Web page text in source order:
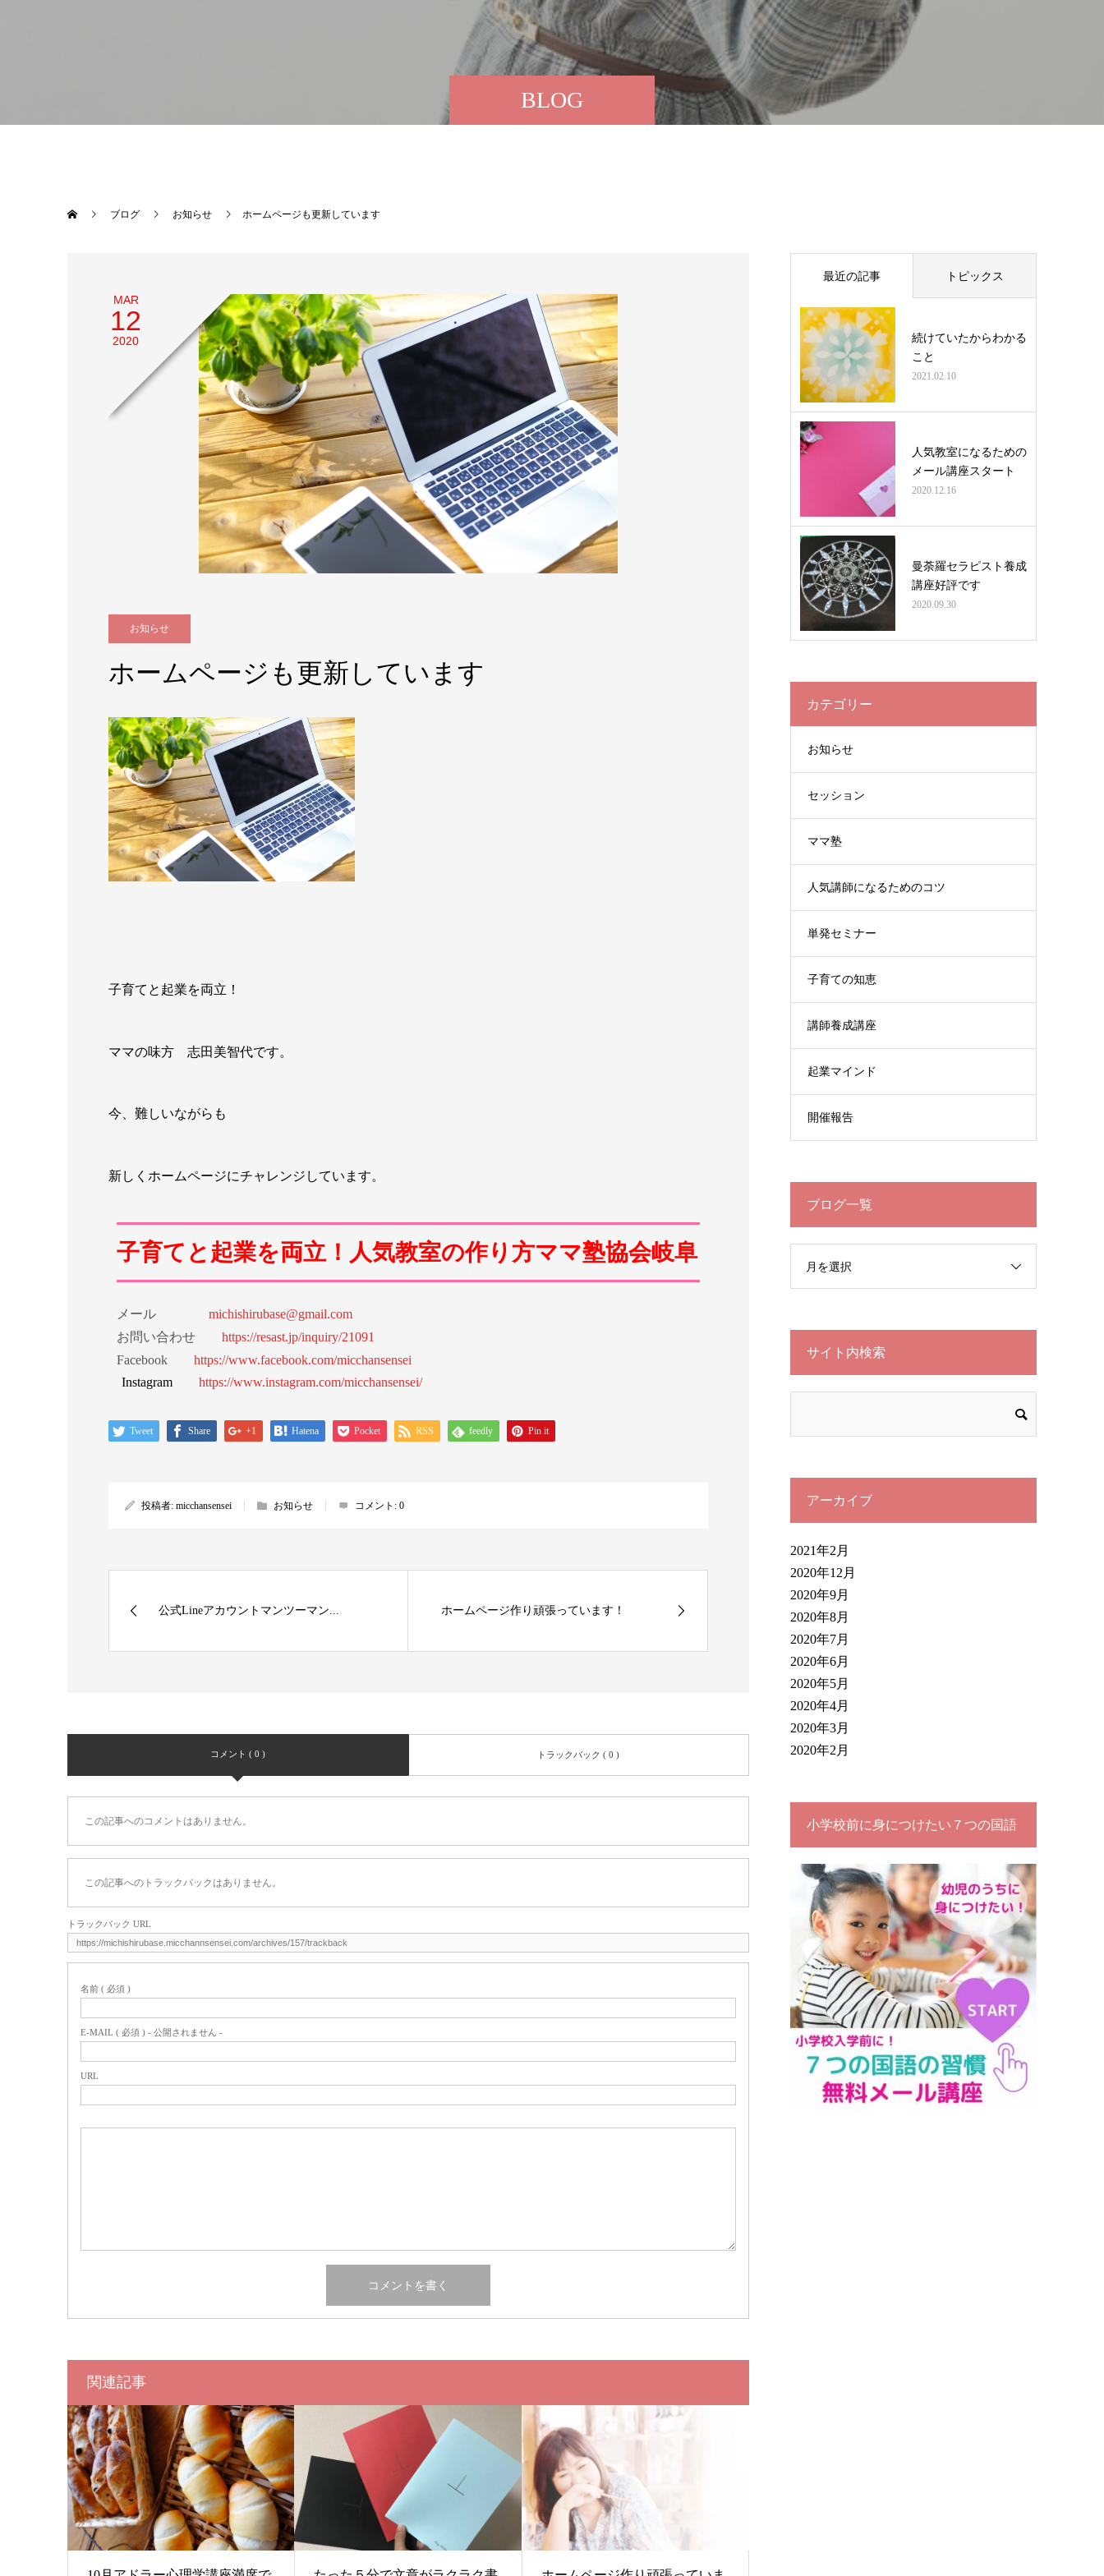
BLOG
ブログ お知らせ ホームページも更新しています
MAR
12
2020
お知らせ
ホームページも更新しています
子育てと起業を両立！
ママの味方 志田美智代です。
今、難しいながらも
新しくホームページにチャレンジしています。
子育てと起業を両立！人気教室の作り方ママ塾協会岐阜
メール michishirubase@gmail.com
お問い合わせ https://resast.jp/inquiry/21091
Facebook https://www.facebook.com/micchansensei
Instagram https://www.instagram.com/micchansensei/
Tweet Share +1 Hatena Pocket RSS feedly Pin it
投稿者: micchansensei お知らせ コメント: 0
公式Lineアカウントマンツーマン... ホームページ作り頑張っています！
コメント ( 0 ) トラックバック ( 0 )
この記事へのコメントはありません。
この記事へのトラックバックはありません。
トラックバック URL
名前 ( 必須 )
E-MAIL ( 必須 ) - 公開されません -
URL
関連記事
最近の記事 トピックス
続けていたからわかる
こと
2021.02.10
人気教室になるための
メール講座スタート
2020.12.16
曼荼羅セラピスト養成
講座好評です
2020.09.30
カテゴリー
お知らせ
セッション
ママ塾
人気講師になるためのコツ
単発セミナー
子育ての知恵
講師養成講座
起業マインド
開催報告
ブログ一覧
月を選択
サイト内検索
アーカイブ
2021年2月
2020年12月
2020年9月
2020年8月
2020年7月
2020年6月
2020年5月
2020年4月
2020年3月
2020年2月
小学校前に身につけたい７つの国語
の習慣メール講座